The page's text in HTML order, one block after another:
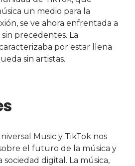
un medio para la
se ve ahora enfrentada a
precedentes. La
por estar llena
sin artistas.
Music y TikTok nos
el futuro de la música y
digital. La música,